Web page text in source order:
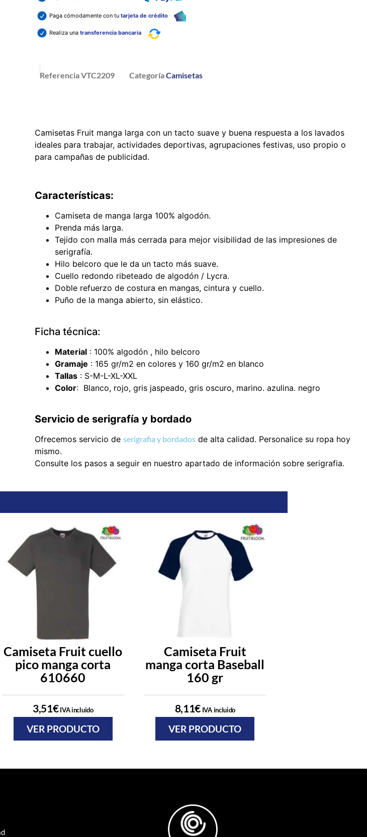
Paga cómodamente con tu tarjeta de crédito
Realiza una transferencia bancaria
ReferenciaVTC2209 CategoríaCamisetas
Camisetas Fruit manga larga con un tacto suave y buena respuesta a los lavados
ideales para trabajar, actividades deportivas, agrupaciones festivas, uso propio o
para campañas de publicidad.
Características:
Camiseta de manga larga 100% algodón.
Prenda más larga.
Tejido con malla más cerrada para mejor visibilidad de las impresiones de
serigrafía.
Hilo belcoro que le da un tacto más suave.
Cuello redondo ribeteado de algodón / Lycra.
Doble refuerzo de costura en mangas, cintura y cuello.
Puño de la manga abierto, sin elástico.
Ficha técnica:
Material: 100% algodón , hilo belcoro
Gramaje : 165 gr/m2 en colores y 160 gr/m2 en blanco
Tallas: S-M-L-XL-XXL
Color: Blanco, rojo, gris jaspeado, gris oscuro, marino. azulina. negro
Servicio de serigrafía y bordado
Ofrecemos servicio de serigrafia y bordadosde alta calidad. Personalice su ropa hoy
mismo.
Consulte los pasos a seguir en nuestro apartado de información sobre serigrafia.
Camiseta Fruit cuello
pico manga corta
610660
3,51€IVA incluido
VER PRODUCTO
Camiseta Fruit
manga corta Baseball
160 gr
8,11€ IVA incluido
VER PRODUCTO